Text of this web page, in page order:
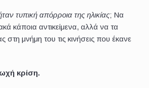
τυπική απόρροια της ηλικίας; Να
κάποια αντικείμενα, αλλά να τα
στη μνήμη του τις κινήσεις που έκανε
κρίση.